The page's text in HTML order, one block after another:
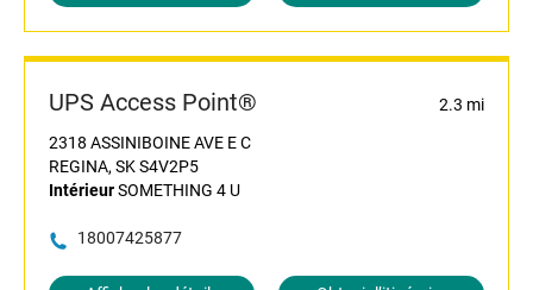
UPS Access Point®
2.3 mi
2318 ASSINIBOINE AVE E C
REGINA, SK S4V2P5
IntérieurSOMETHING 4 U
18007425877